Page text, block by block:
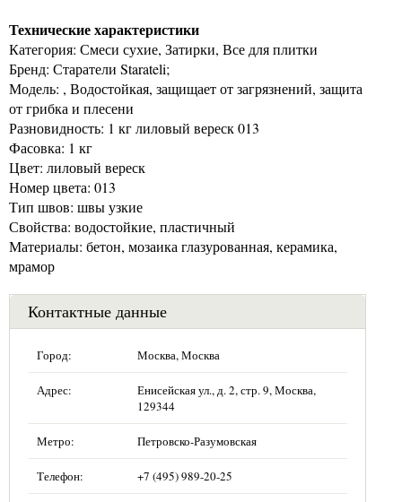
Технические характеристики
Категория: Смеси сухие, Затирки, Все для плитки
Бренд: Старатели Starateli;
Модель: , Водостойкая, защищает от загрязнений, защита
от грибка и плесени
Разновидность: 1 кг лиловый вереск 013
Фасовка: 1 кг
Цвет: лиловый вереск
Номер цвета: 013
Тип швов: швы узкие
Свойства: водостойкие, пластичный
Материалы: бетон, мозаика глазурованная, керамика,
мрамор
Контактные данные
Город: Москва, Москва
Адрес:
Енисейская ул., д. 2, стр. 9, Москва,
129344
Метро: Петровско-Разумовская
Телефон: +7 (495) 989-20-25